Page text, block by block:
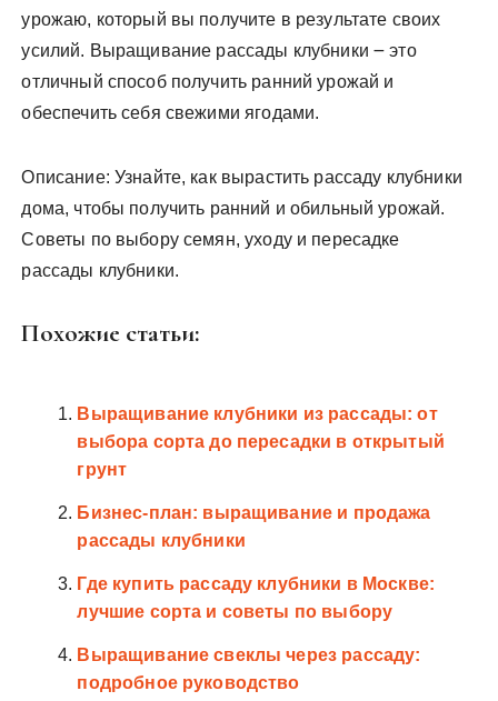
урожаю, который вы получите в результате своих
усилий. Выращивание рассады клубники ౼ это
отличный способ получить ранний урожай и
обеспечить себя свежими ягодами.
Описание: Узнайте, как вырастить рассаду клубники
дома, чтобы получить ранний и обильный урожай.
Советы по выбору семян, уходу и пересадке
рассады клубники.
Похожие статьи:
Выращивание клубники из рассады: от
выбора сорта до пересадки в открытый
грунт
Бизнес-план: выращивание и продажа
рассады клубники
Где купить рассаду клубники в Москве:
лучшие сорта и советы по выбору
Выращивание свеклы через рассаду:
подробное руководство